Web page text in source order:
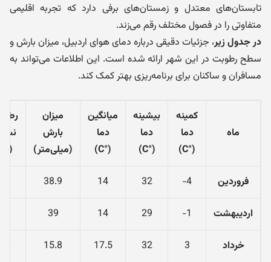
تابستان‌های معتدل و زمستان‌های برفی دارد که تجربه اقلیمی
متفاوتی را در فصول مختلف رقم می‌زند.
در جدول زیر، جزئیات دقیقی درباره دمای هوای اردبیل، میزان بارش و
سطح رطوبت در این شهر ارائه شده است. این اطلاعات می‌تواند به
مسافران و ساکنان برای برنامه‌ریزی بهتر کمک کند.
ماه
کمینه
دما
(°C)
بیشینه
دما
(°C)
میانگین
دما
(°C)
میزان
بارش
(میلی‌متر)
فروردین 4-
32
14
38.9
اردیبهشت 1-
29
14
39
خرداد 3
32
17.5
15.8